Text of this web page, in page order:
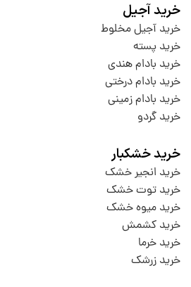
خرید آجیل
خرید آجیل مخلوط
خرید پسته
خرید بادام هندی
خرید بادام درختی
خرید بادام زمینی
خرید گردو
خرید خشکبار
خرید انجیر خشک
خرید توت خشک
خرید میوه خشک
خرید کشمش
خرید خرما
خرید زرشک